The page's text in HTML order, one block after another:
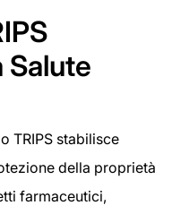
Salute
TRIPS stabilisce
della proprietà
farmaceutici,